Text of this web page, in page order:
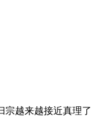
宗越来越接近真理了